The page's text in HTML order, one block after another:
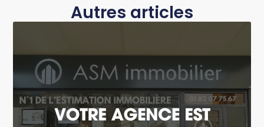
Autres articles